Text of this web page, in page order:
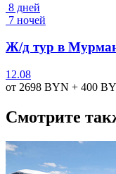
8 дней
7 ночей
Ж/д тур в
12.08
от 2698 BYN + 400
Смотрите